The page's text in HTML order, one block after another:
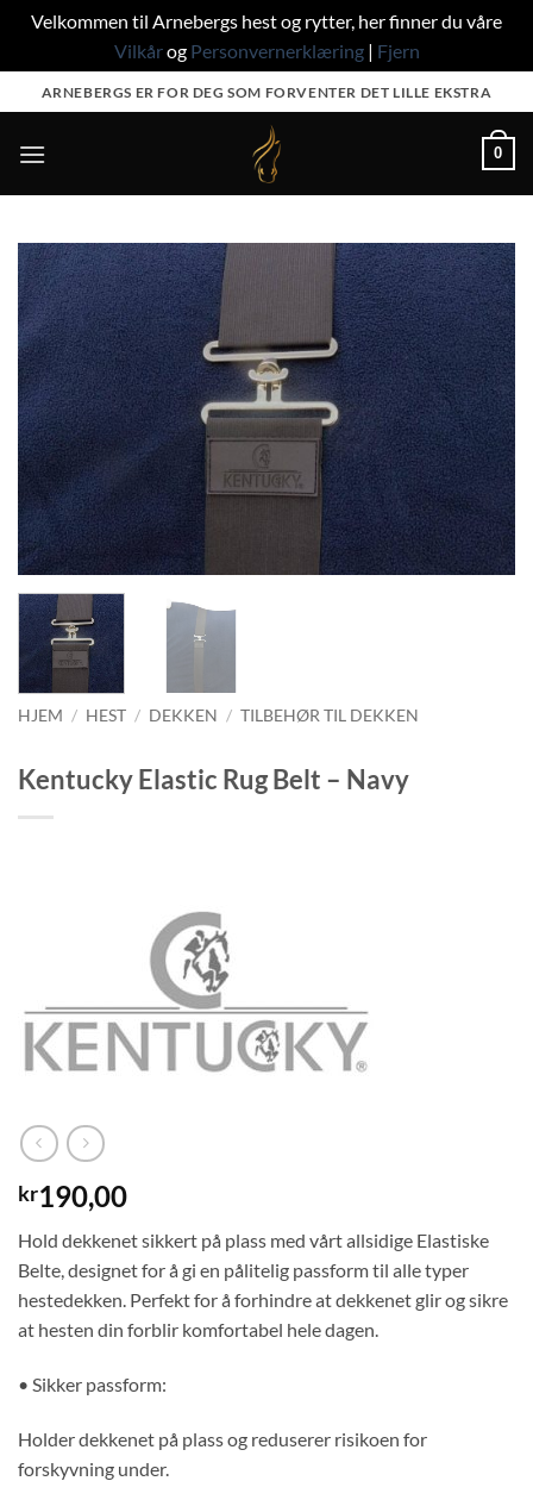
Velkommen til Arnebergs hest og rytter, her finner du våre
Vilkårog Personvernerklæring| Fjern
to
content
ARNEBERGS ER FOR DEG SOM FORVENTER DET LILLE EKSTRA
0
HJEM / HEST / DEKKEN / TILBEHØR TIL DEKKEN
Kentucky Elastic Rug Belt – Navy
kr190,00
Hold dekkenet sikkert på plass med vårt allsidige Elastiske
Belte, designet for å gi en pålitelig passform til alle typer
hestedekken. Perfekt for å forhindre at dekkenet glir og sikre
at hesten din forblir komfortabel hele dagen.
• Sikker passform:
Holder dekkenet på plass og reduserer risikoen for
forskyvning under.